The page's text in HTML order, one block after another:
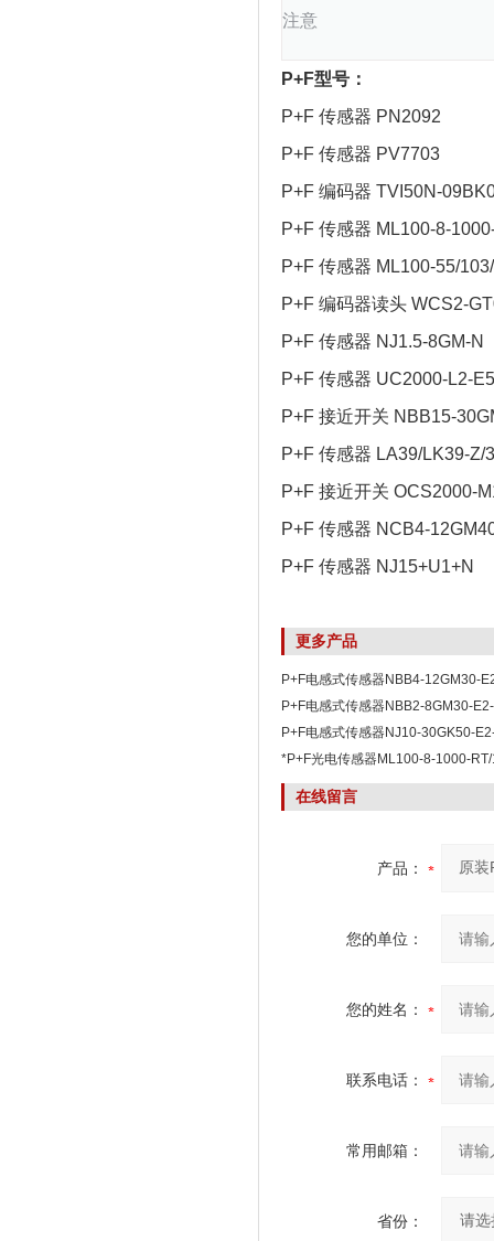
注意
P+F型号：
P+F 传感器 PN2092
P+F 传感器 PV7703
P+F 编码器 TVI50N-
P+F 传感器 ML100-8-
P+F 传感器 ML100-55/
P+F 编码器读头 WCS2-
P+F 传感器 NJ1.5-8GM-N
P+F 传感器 UC2000-L2-
P+F 接近开关 NBB15-
P+F 传感器 LA39/LK39-Z/
P+F 接近开关 OCS2000-
P+F 传感器 NCB4-
P+F 传感器 NJ15+U1+N
更多产品
P+F电感式传感器NBB4-12GM30-
P+F电感式传感器NBB2-8GM30-
价
P+F电感式传感器NJ10-30GK50-
*P+F光电传感器ML100-8-1000-
在线留言
产品：
您的单位：
您的姓名：
联系电话：
常用邮箱：
省份：